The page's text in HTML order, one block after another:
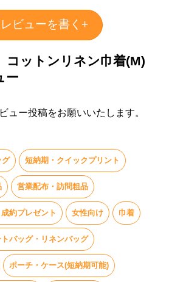
ビューを書く+
ットンリネン巾着(M)
ー
ュー投稿をお願いいたします。
グ 短納期・クイックプリント
営業配布・訪問粗品
約プレゼント 女性向け 巾着
バッグ・リネンバッグ
ポーチ・ケース(短納期可能)